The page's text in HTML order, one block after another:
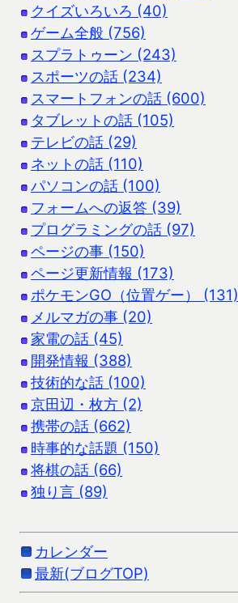
クイズいろいろ (40)
ゲーム全般 (756)
スプラトゥーン (243)
スポーツの話 (234)
スマートフォンの話 (600)
タブレットの話 (105)
テレビの話 (29)
ネットの話 (110)
パソコンの話 (100)
フォームへの返答 (39)
プログラミングの話 (97)
ページの事 (150)
ページ更新情報 (173)
ポケモンGO（位置ゲー） (131)
メルマガの事 (20)
家電の話 (45)
開発情報 (388)
技術的な話 (100)
京田辺・枚方 (2)
携帯の話 (662)
時事的な話題 (150)
将棋の話 (66)
独り言 (89)
カレンダー
最新(ブログTOP)